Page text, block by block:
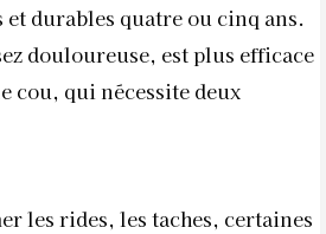
durables quatre ou cinq ans.
douloureuse, est plus efficace
cou, qui nécessite deux
les rides, les taches, certaines